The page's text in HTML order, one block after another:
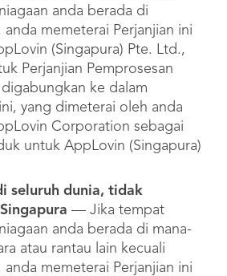
anda berada di
anda memeterai Perjanjian ini
(Singapura) Pte. Ltd.,
Perjanjian Pemprosesan
ke dalam
yang dimeterai oleh anda
Corporation sebagai
untuk AppLovin (Singapura)
seluruh dunia, tidak
— Jika tempat
anda berada di mana-
atau rantau lain kecuali
anda memeterai Perjanjian ini